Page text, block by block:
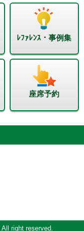
ﾚﾌｧﾚﾝｽ・事例集
座席予約
right reserved.